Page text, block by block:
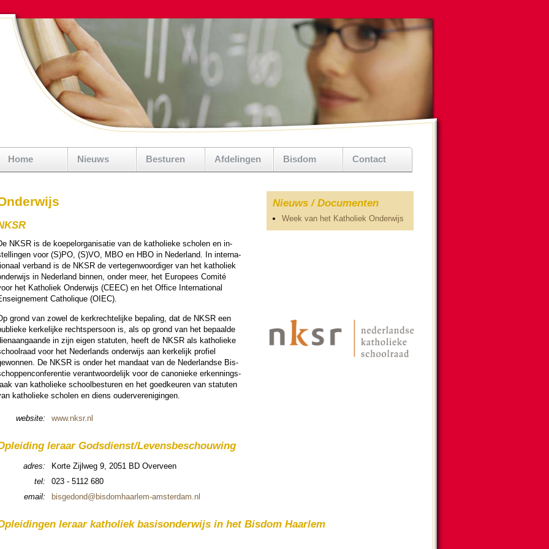
Home Nieuws Besturen Afdelingen Bisdom Contact
Nieuws / Documenten
Week van het Katholiek Onderwijs
NKSR is de koepel­orga­ni­sa­tie van de katho­lieke scholen en in­
voor (S)PO, (S)VO, MBO en HBO in Neder­land. In inter­na­
ver­band is de NKSR de ver­te­gen­woor­diger van het katho­liek
in Neder­land binnen, onder meer, het Europees Comité
het Katho­liek Onder­wijs (CEEC) en het Office Inter­na­tio­nal
Catholique (OIEC).
grond van zowel de kerk­rechte­lijke bepaling, dat de NKSR een
ker­ke­lijke rechts­persoon is, als op grond van het bepaalde
in zijn eigen statuten, heeft de NKSR als katho­lieke
voor het Neder­lands onder­wijs aan ker­ke­lijk pro­fiel
De NKSR is onder het mandaat van de Neder­landse Bis­
verant­woor­de­lijk voor de canonieke erken­nings­
van katho­lieke school­besturen en het goed­keu­ren van statuten
katho­lieke scholen en diens ouder­ver­eni­gingen.
web­si­te: www.nksr.nl
leraar Gods­dienst/Levens­be­schou­wing
adres:
Korte Zijlweg 9, 2051 BD Overveen
tel:
023 - 5112 680
email:
bisgedond@bisdomhaarlem-amster­dam.nl
leraar katho­liek basis­on­der­wijs in het Bisdom Haar­lem